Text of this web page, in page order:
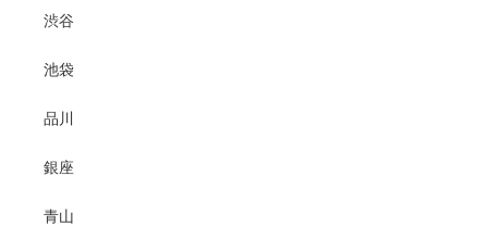
渋谷
池袋
品川
銀座
青山